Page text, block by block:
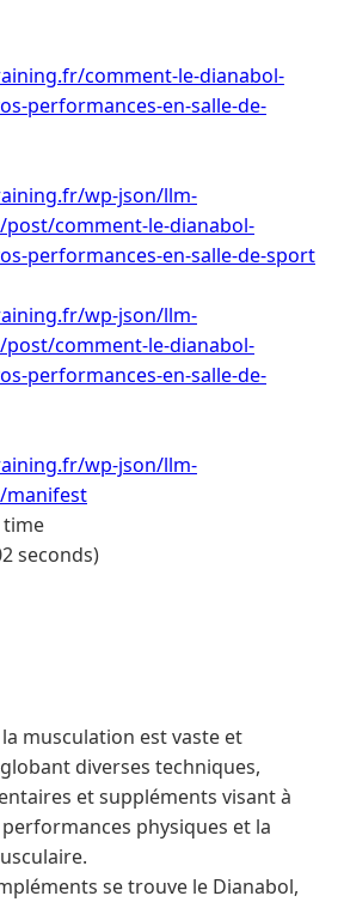
comment-le-dianabol-
performances-en-salle-de-
wp-json/llm-
comment-le-dianabol-
performances-en-salle-de-sport
wp-json/llm-
comment-le-dianabol-
performances-en-salle-de-
wp-json/llm-
manifest
time
seconds)
musculation est vaste et
diverses techniques,
et suppléments visant à
physiques et la
se trouve le Dianabol,